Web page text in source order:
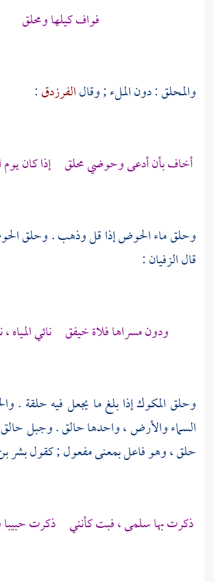
فواف كيلها ومحلق
والمحلق : دون الملء ; وقالالفرزدق:
أخاف بأن أدعى وحوضي محلق إذا كان يوم
وحلق ماء الحوض إذا قل وذهب . وحلق
قالالزفيان:
ودون مسراها فلاة خيفق نائي المياه
وحلق المكوك إذا بلغ ما يجعل فيه حلقة .
السماء والأرض ، واحدها حالق . وجبل حالق
حلق ، وهو فاعل بمعنى مفعول ; كقولبشر
ذكرت بها سلمى ، فبت كأنني ذكرت